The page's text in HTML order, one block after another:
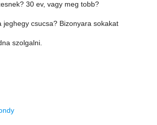
30 ev, vagy meg tobb?
jeghegy csucsa? Bizonyara sokakat
szolgalni.